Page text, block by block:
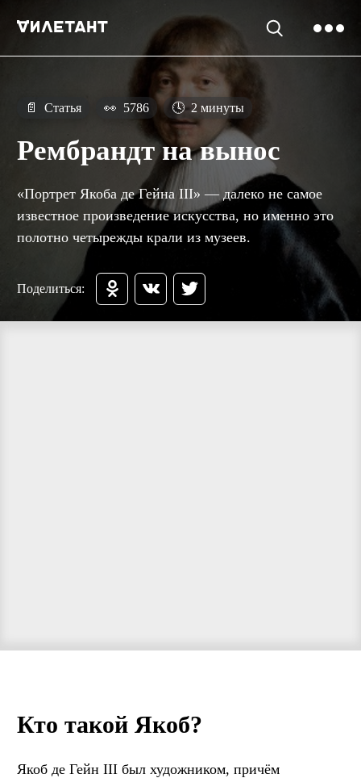
📄 Статья 👀 5786 🕓 2 минуты
Рембрандт на вынос
«Портрет Якоба де Гейна III» — далеко не самое
известное произведение искусства, но именно это
полотно четырежды крали из музеев.
Поделиться:
Кто такой Якоб?
Якоб де Гейн III был художником, причём